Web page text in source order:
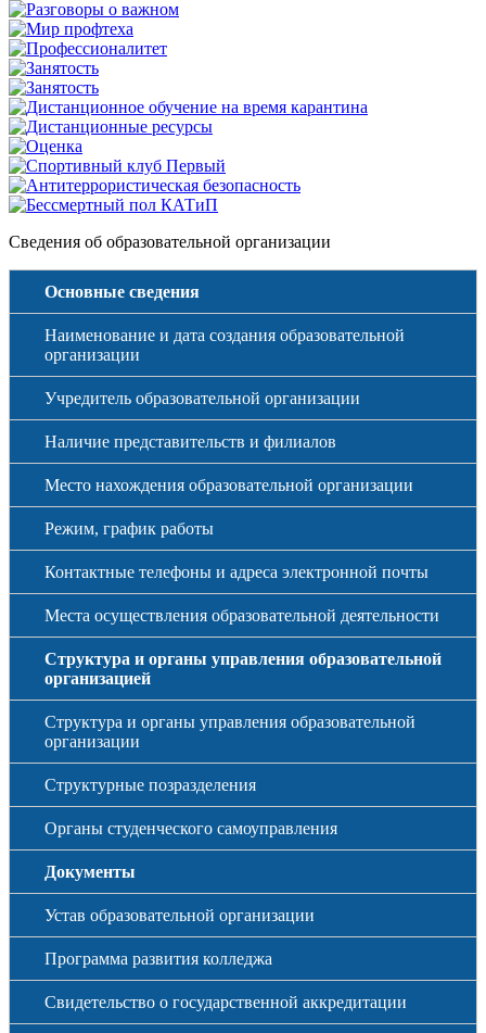
Сведения об образовательной организации
Основные сведения
Наименование и дата создания образовательной
организации
Учредитель образовательной организации
Наличие представительств и филиалов
Место нахождения образовательной организации
Режим, график работы
Контактные телефоны и адреса электронной почты
Места осуществления образовательной деятельности
Структура и органы управления образовательной
организацией
Структура и органы управления образовательной
организации
Структурные позразделения
Органы студенческого самоуправления
Документы
Устав образовательной организации
Программа развития колледжа
Свидетельство о государственной аккредитации